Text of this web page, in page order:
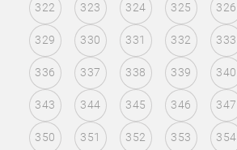
322 323 324 325 326
329 330 331 332 333
336 337 338 339 340
343 344 345 346 347
350 351 352 353 354